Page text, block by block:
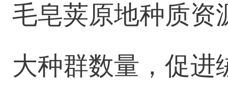
毛皂荚原地种质资
大种群数量，促进